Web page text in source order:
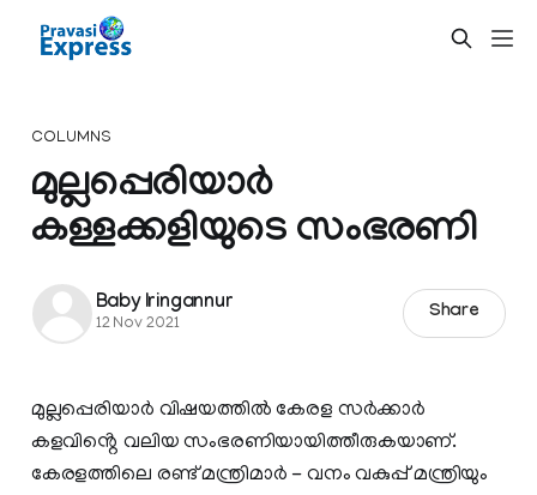
COLUMNS
മുല്ലപ്പെരിയാർ
കള്ളക്കളിയുടെ സംഭരണി
Baby Iringannur
12 Nov 2021
Share
മുല്ലപ്പെരിയാർ വിഷയത്തിൽ കേരള സർക്കാർ
കളവിൻ്റെ വലിയ സംഭരണിയായിത്തീരുകയാണ്.
കേരളത്തിലെ രണ്ട് മന്ത്രിമാർ - വനം വകുപ്പ് മന്ത്രിയും